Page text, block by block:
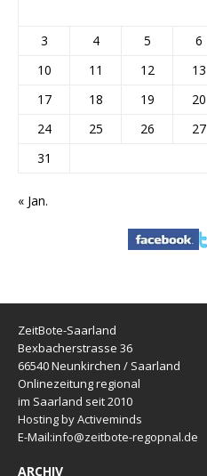
3
4 5 6
10
11 12 13
17
18 19 20
24
25 26 27
31
« Jan.
ZeitBote-Saarland
Bexbacherstrasse 36
66540 Neunkirchen / Saarland
Onlinezeitung regional
im Saarland seit 2010
Hosting by Activeminds
E-Mail:info@zeitbote-regopnal.de
ARCHIV